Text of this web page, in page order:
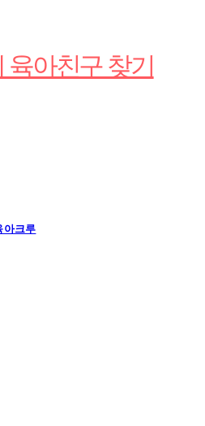
아친구 찾기
아크루